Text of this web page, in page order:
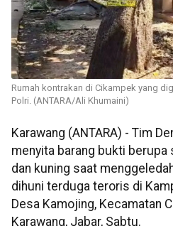
Rumah kontrakan di Cikampek yang
Polri. (ANTARA/Ali Khumaini)
Karawang (ANTARA) - Tim
menyita barang bukti
dan kuning saat
dihuni terduga teroris di
Desa Kamojing, Kecamatan
Karawang, Jabar, Sabtu.